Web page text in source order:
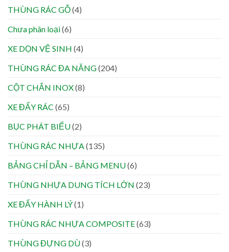
THÙNG RÁC GỖ(4)
Chưa phân loại(6)
XE DỌN VỆ SINH (4)
THÙNG RÁC ĐA NĂNG(204)
CỘT CHẮN INOX(8)
XE ĐẨY RÁC (65)
BỤC PHÁT BIỂU(2)
THÙNG RÁC NHỰA(135)
BẢNG CHỈ DẪN – BẢNG MENU(6)
THÙNG NHỰA DUNG TÍCH LỚN (23)
XE ĐẨY HÀNH LÝ(1)
THÙNG RÁC NHỰA COMPOSITE(63)
THÙNG ĐỰNG DÙ(3)